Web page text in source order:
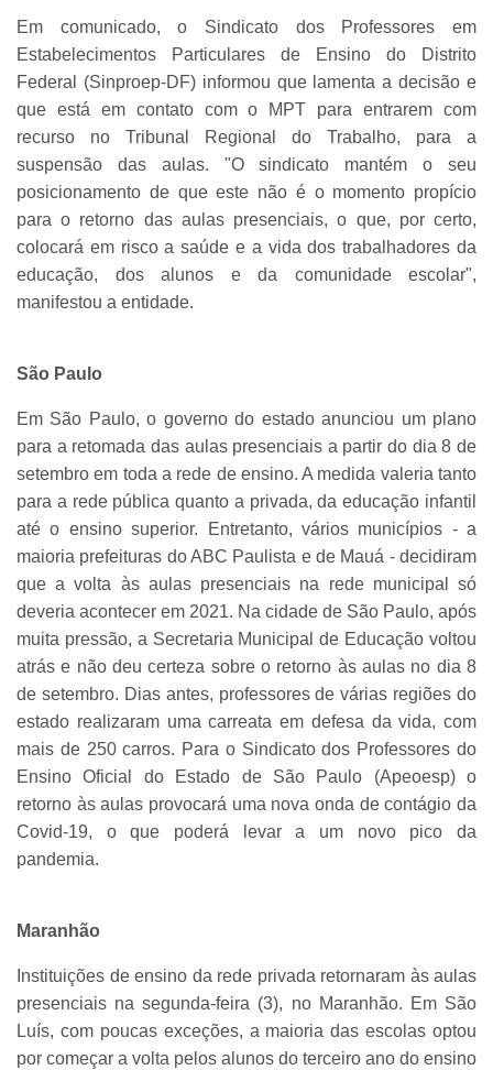
Em comunicado, o Sindicato dos Professores em
Estabelecimentos Particulares de Ensino do Distrito
Federal (Sinproep-DF) informou que lamenta a decisão e
que está em contato com o MPT para entrarem com
recurso no Tribunal Regional do Trabalho, para a
suspensão das aulas. "O sindicato mantém o seu
posicionamento de que este não é o momento propício
para o retorno das aulas presenciais, o que, por certo,
colocará em risco a saúde e a vida dos trabalhadores da
educação, dos alunos e da comunidade escolar",
manifestou a entidade.
São Paulo
Em São Paulo, o governo do estado anunciou um plano
para a retomada das aulas presenciais a partir do dia 8 de
setembro em toda a rede de ensino. A medida valeria tanto
para a rede pública quanto a privada, da educação infantil
até o ensino superior. Entretanto, vários municípios - a
maioria prefeituras do ABC Paulista e de Mauá - decidiram
que a volta às aulas presenciais na rede municipal só
deveria acontecer em 2021. Na cidade de São Paulo, após
muita pressão, a Secretaria Municipal de Educação voltou
atrás e não deu certeza sobre o retorno às aulas no dia 8
de setembro. Dias antes, professores de várias regiões do
estado realizaram uma carreata em defesa da vida, com
mais de 250 carros. Para o Sindicato dos Professores do
Ensino Oficial do Estado de São Paulo (Apeoesp) o
retorno às aulas provocará uma nova onda de contágio da
Covid-19, o que poderá levar a um novo pico da
pandemia.
Maranhão
Instituições de ensino da rede privada retornaram às aulas
presenciais na segunda-feira (3), no Maranhão. Em São
Luís, com poucas exceções, a maioria das escolas optou
por começar a volta pelos alunos do terceiro ano do ensino